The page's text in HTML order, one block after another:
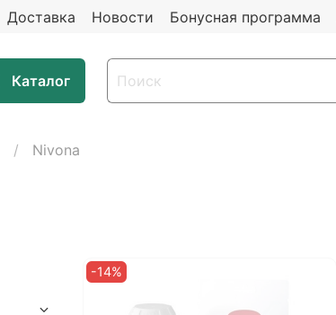
Доставка Новости Бонусная программа
Каталог
Nivona
-14%